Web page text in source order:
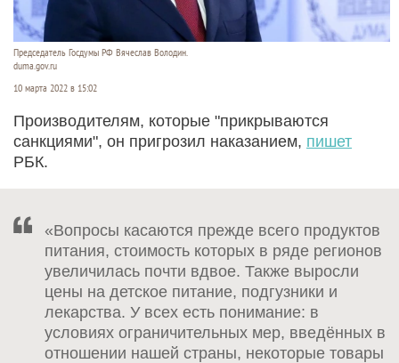
Председатель Госдумы РФ Вячеслав Володин.
duma.gov.ru
10 марта 2022 в 15:02
Производителям, которые "прикрываются
санкциями", он пригрозил наказанием, пишет
РБК.
«Вопросы касаются прежде всего продуктов
питания, стоимость которых в ряде регионов
увеличилась почти вдвое. Также выросли
цены на детское питание, подгузники и
лекарства. У всех есть понимание: в
условиях ограничительных мер, введённых в
отношении нашей страны, некоторые товары